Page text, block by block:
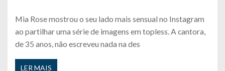
Mia Rose mostrou o seu lado mais sensual no Instagram
ao partilhar uma série de imagens em topless. A cantora,
de 35 anos, não escreveu nada na des
LER MAIS